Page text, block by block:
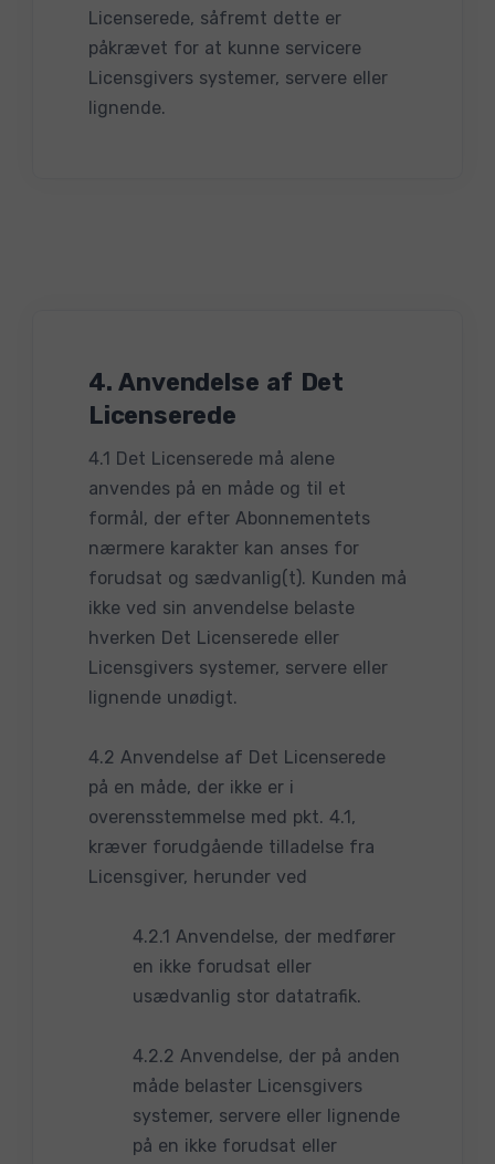
Licenserede, såfremt dette er
påkrævet for at kunne servicere
Licensgivers systemer, servere eller
lignende.
4. Anvendelse af Det
Licenserede
4.1 Det Licenserede må alene
anvendes på en måde og til et
formål, der efter Abonnementets
nærmere karakter kan anses for
forudsat og sædvanlig(t). Kunden må
ikke ved sin anvendelse belaste
hverken Det Licenserede eller
Licensgivers systemer, servere eller
lignende unødigt.
4.2 Anvendelse af Det Licenserede
på en måde, der ikke er i
overensstemmelse med pkt. 4.1,
kræver forudgående tilladelse fra
Licensgiver, herunder ved
4.2.1 Anvendelse, der medfører
en ikke forudsat eller
usædvanlig stor datatrafik.
4.2.2 Anvendelse, der på anden
måde belaster Licensgivers
systemer, servere eller lignende
på en ikke forudsat eller